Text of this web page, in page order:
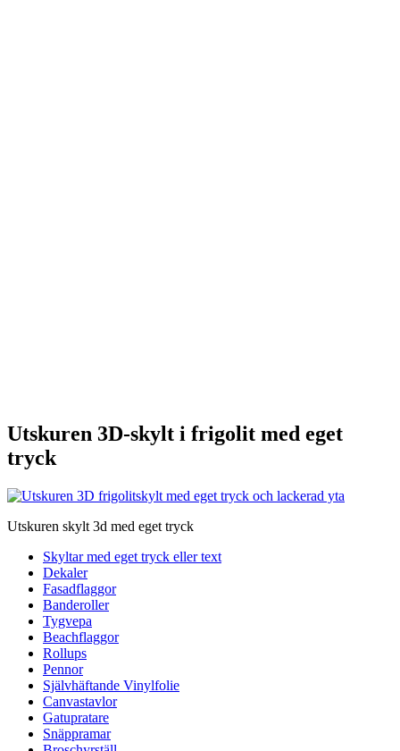
Utskuren 3D-skylt i frigolit med eget
tryck
Utskuren skylt 3d med eget tryck
Skyltar med eget tryck eller text
Dekaler
Fasadflaggor
Banderoller
Tygvepa
Beachflaggor
Rollups
Pennor
Självhäftande Vinylfolie
Canvastavlor
Gatupratare
Snäppramar